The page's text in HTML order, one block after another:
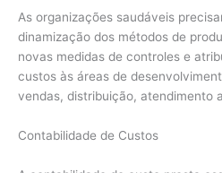
As organizações saudáveis
dinamização dos métodos de
novas medidas de controles e
custos às áreas de
vendas, distribuição, atendimento
Contabilidade de Custos